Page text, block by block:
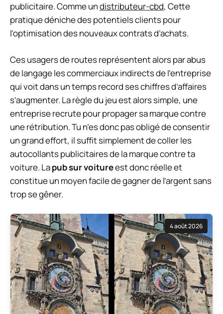
publicitaire. Comme undistributeur-cbd, Cette
pratique déniche des potentiels clients pour
l’optimisation des nouveaux contrats d’achats.
Ces usagers de routes représentent alors par abus
de langage les commerciaux indirects de l’entreprise
qui voit dans un temps record ses chiffres d’affaires
s’augmenter. La règle du jeu est alors simple, une
entreprise recrute pour propager sa marque contre
une rétribution. Tu n’es donc pas obligé de consentir
un grand effort, il suffit simplement de coller les
autocollants publicitaires de la marque contre ta
voiture. Lapub sur voitureest donc réelle et
constitue un moyen facile de gagner de l’argent sans
trop se gêner.
4 août 2026